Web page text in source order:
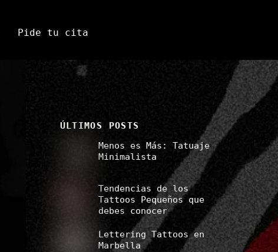
Pide tu cita
ÚLTIMOS POSTS
Menos es Más: Tatuaje
Minimalista
Tendencias de los
Tattoos Pequeños que
debes conocer
Lettering Tattoos en
Marbella